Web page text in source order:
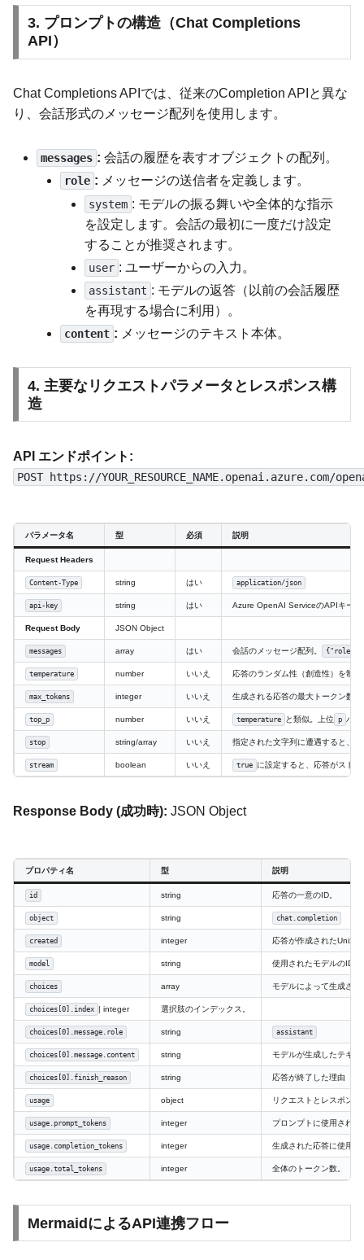
3. プロンプトの構造（Chat Completions
API）
Chat Completions APIでは、従来のCompletion APIと異な
り、会話形式のメッセージ配列を使用します。
messages : 会話の履歴を表すオブジェクトの配列。
role : メッセージの送信者を定義します。
system : モデルの振る舞いや全体的な指示
を設定します。会話の最初に一度だけ設定
することが推奨されます。
user : ユーザーからの入力。
assistant : モデルの返答（以前の会話履歴
を再現する場合に利用）。
content : メッセージのテキスト本体。
4. 主要なリクエストパラメータとレスポンス構
造
API エンドポイント:
POST https://YOUR_RESOURCE_NAME.openai.azure.com/
パラメータ名 型 必須 説明
Request Headers
Content-Type string はい application/json
api-key string はい Azure OpenAI ServiceのAPIキー
Request Body JSON Object
messages array はい 会話のメッセージ配列。 {"role":
temperature number いいえ 応答のランダム性（創造性）を制
max_tokens integer いいえ 生成される応答の最大トークン数。
top_p number いいえ temperature と類似。上位 p パー
stop string/array いいえ 指定された文字列に遭遇すると、
stream boolean いいえ true に設定すると、応答がスト
Response Body (成功時): JSON Object
プロパティ名 型 説明
id string 応答の一意のID。
object string chat.completion
created integer 応答が作成されたUnix
model string 使用されたモデルのID。
choices array モデルによって生成さ
choices[0].index | integer 選択肢のインデックス。
choices[0].message.role string assistant
choices[0].message.content string モデルが生成したテキス
choices[0].finish_reason string 応答が終了した理由（
usage object リクエストとレスポン
usage.prompt_tokens integer プロンプトに使用され
usage.completion_tokens integer 生成された応答に使用
usage.total_tokens integer 全体のトークン数。
MermaidによるAPI連携フロー